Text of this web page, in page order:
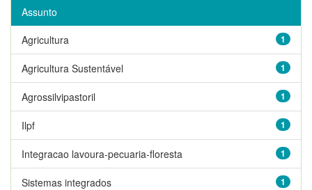
Assunto
1
Agricultura
1
Agricultura Sustentável
1
Agrossilvipastoril
1
Ilpf
1
Integracao lavoura-pecuaria-floresta
1
Sistemas integrados